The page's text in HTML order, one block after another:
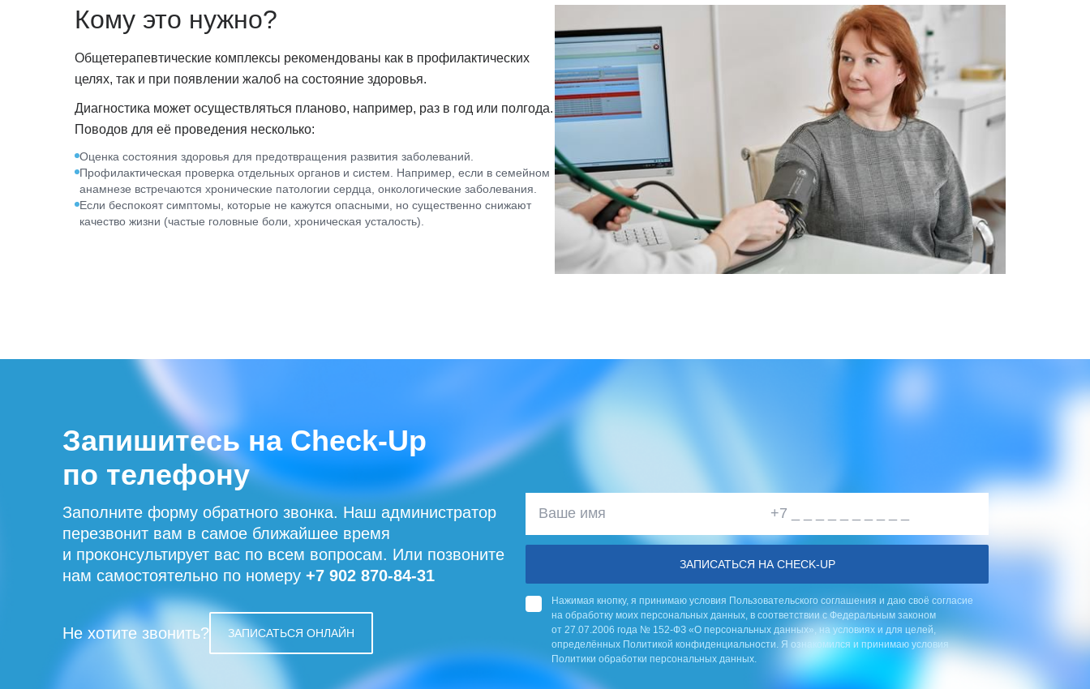
Кому это нужно?
Общетерапевтические комплексы рекомендованы как в профилактических
целях, так и при появлении жалоб на состояние здоровья.
Диагностика может осуществляться планово, например, раз в год или полгода.
Поводов для её проведения несколько:
Оценка состояния здоровья для предотвращения развития заболеваний.
Профилактическая проверка отдельных органов и систем. Например, если в семейном
анамнезе встречаются хронические патологии сердца, онкологические заболевания.
Если беспокоят симптомы, которые не кажутся опасными, но существенно снижают
качество жизни (частые головные боли, хроническая усталость).
Запишитесь на Check-Up
по телефону
Заполните форму обратного звонка. Наш администратор
перезвонит вам в самое ближайшее время
и проконсультирует вас по всем вопросам. Или позвоните
нам самостоятельно по номеру +7 902 870-84-31
Не хотите звонить? ЗАПИСАТЬСЯ ОНЛАЙН
ЗАПИСАТЬСЯ НА CHECK-UP
Нажимая кнопку, я принимаю условия Пользовательского соглашения и даю своё согласие
на обработку моих персональных данных, в соответствии с Федеральным законом
от 27.07.2006 года № 152-ФЗ «О персональных данных», на условиях и для целей,
определённых Политикой конфиденциальности. Я ознакомился и принимаю условия
Политики обработки персональных данных.